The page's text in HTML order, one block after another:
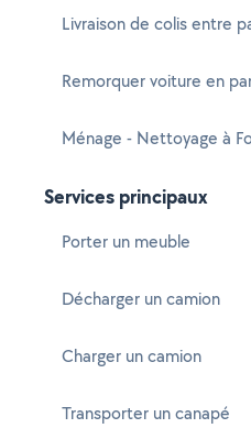
Livraison de colis entre
Remorquer voiture en
Ménage - Nettoyage à
Services principaux
Porter un meuble
Décharger un camion
Charger un camion
Transporter un canapé